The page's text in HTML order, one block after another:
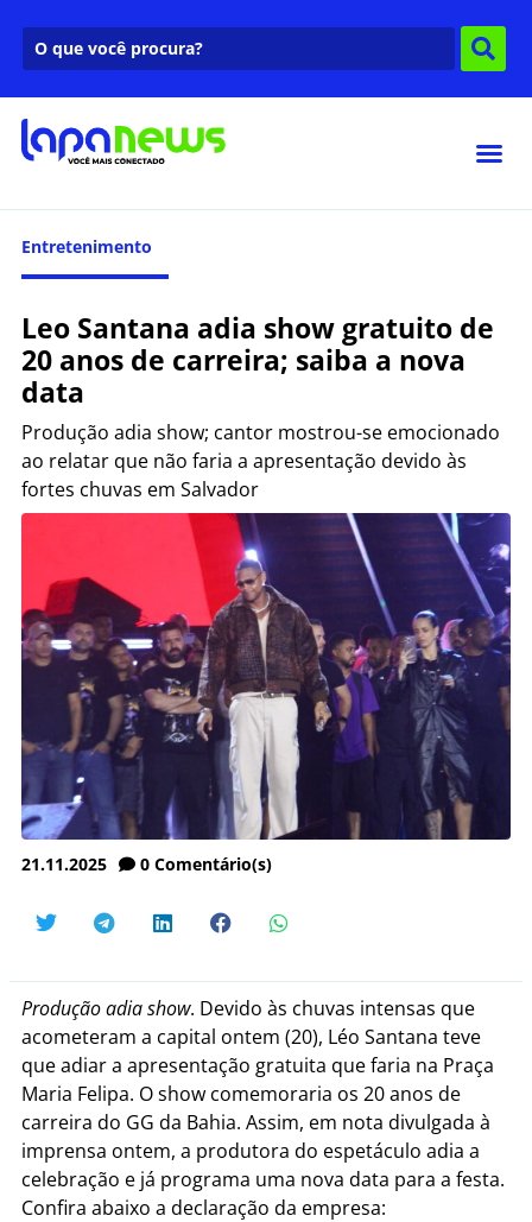
Entretenimento
Leo Santana adia show gratuito de
20 anos de carreira; saiba a nova
data
Produção adia show; cantor mostrou-se emocionado
ao relatar que não faria a apresentação devido às
fortes chuvas em Salvador
21.11.2025 0 Comentário(s)
Produção adia show. Devido às chuvas intensas que
acometeram a capital ontem (20), Léo Santana teve
que adiar a apresentação gratuita que faria na Praça
Maria Felipa. O show comemoraria os 20 anos de
carreira do GG da Bahia. Assim, em nota divulgada à
imprensa ontem, a produtora do espetáculo adia a
celebração e já programa uma nova data para a festa.
Confira abaixo a declaração da empresa: